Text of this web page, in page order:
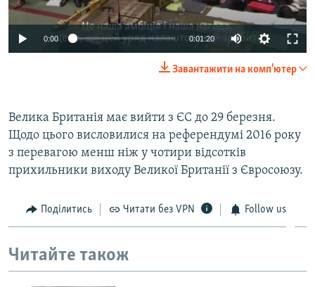
0:00 0:01:20
Завантажити на комп'ютер
Велика Британія має вийти з ЄС до 29 березня.
Щодо цього висловилися на референдумі 2016 року
з перевагою менш ніж у чотири відсотків
прихильники виходу Великої Британії з Євросоюзу.
Поділитись Читати без VPN Follow us
Читайте також